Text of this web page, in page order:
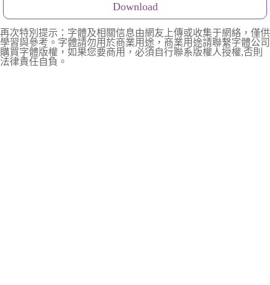
Download
再次特別提示：字體及相關信息由網友上傳或收集于網絡，僅供
學習與參考。字體請勿用於商業用途，商業用途請聯繫字體公司
購買字體版權，如果您要商用，必須自行聯系版權人授權,否則
法律責任自負。